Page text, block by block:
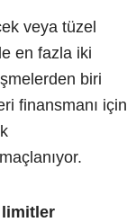
veya tüzel
en fazla iki
biri
finansmanı için
limitler